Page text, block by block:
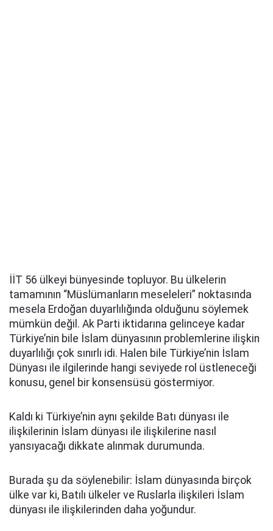
İİT 56 ülkeyi bünyesinde topluyor. Bu ülkelerin
tamamının “Müslümanların meseleleri” noktasında
mesela Erdoğan duyarlılığında olduğunu söylemek
mümkün değil. Ak Parti iktidarına gelinceye kadar
Türkiye’nin bile İslam dünyasının problemlerine ilişkin
duyarlılığı çok sınırlı idi. Halen bile Türkiye’nin İslam
Dünyası ile ilgilerinde hangi seviyede rol üstleneceği
konusu, genel bir konsensüsü göstermiyor.
Kaldı ki Türkiye’nin aynı şekilde Batı dünyası ile
ilişkilerinin İslam dünyası ile ilişkilerine nasıl
yansıyacağı dikkate alınmak durumunda.
Burada şu da söylenebilir: İslam dünyasında birçok
ülke var ki, Batılı ülkeler ve Ruslarla ilişkileri İslam
dünyası ile ilişkilerinden daha yoğundur.